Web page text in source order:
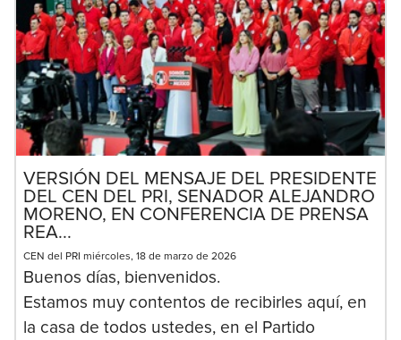
VERSIÓN DEL MENSAJE DEL PRESIDENTE
DEL CEN DEL PRI, SENADOR ALEJANDRO
MORENO, EN CONFERENCIA DE PRENSA
REA...
CEN del PRI miércoles, 18 de marzo de 2026
Buenos días, bienvenidos.
Estamos muy contentos de recibirles aquí, en
la casa de todos ustedes, en el Partido